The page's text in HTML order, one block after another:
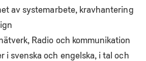
av systemarbete, kravhantering
Radio och kommunikation
i svenska och engelska, i tal och